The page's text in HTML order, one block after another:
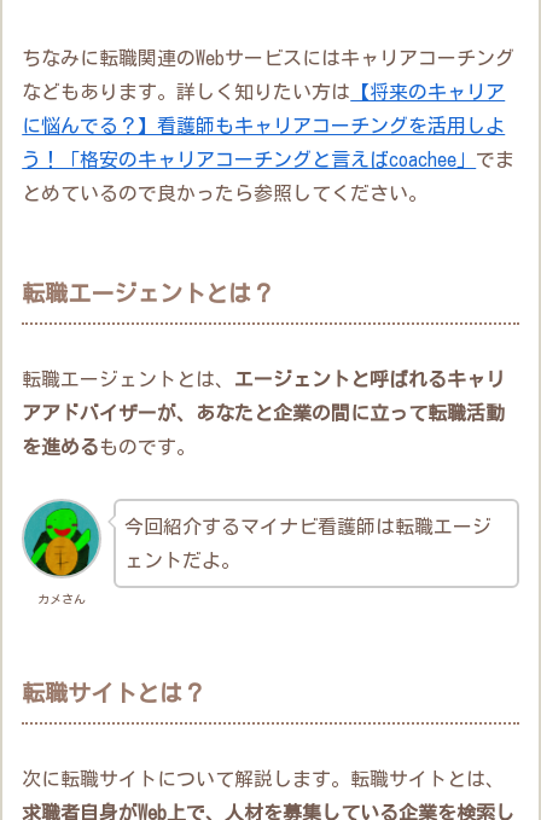
ちなみに転職関連のWebサービスにはキャリアコーチング
などもあります。詳しく知りたい方は 【将来のキャリア
に悩んでる？】看護師もキャリアコーチングを活用しよ
う！「格安のキャリアコーチングと言えばcoachee」 でま
とめているので良かったら参照してください。
転職エージェントとは？
転職エージェントとは、 エージェントと呼ばれるキャリ
アアドバイザーが、あなたと企業の間に立って転職活動
を進めるものです。
カメさん
今回紹介するマイナビ看護師は転職エージ
ェントだよ。
転職サイトとは？
次に転職サイトについて解説します。転職サイトとは、
求職者自身がWeb上で、人材を募集している企業を検索し